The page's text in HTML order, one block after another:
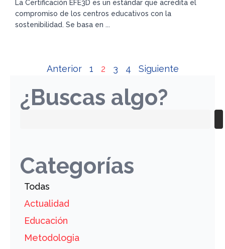
La Certificación EFE3D es un estándar que acredita el
compromiso de los centros educativos con la
sostenibilidad. Se basa en ...
Anterior 1 2 3 4 Siguiente
¿Buscas algo?
Categorías
Actualidad
Educación
Metodologia
Todas